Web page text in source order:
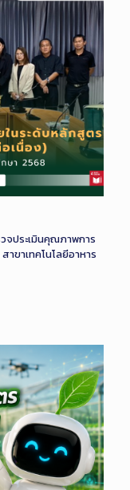
จประเมินคุณภาพการ
ขาเทคโนโลยีอาหาร